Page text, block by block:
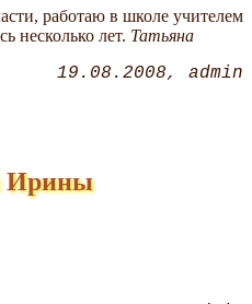
работаю в школе учителем
несколько лет. Татьяна
19.08.2008 admin
Ирины